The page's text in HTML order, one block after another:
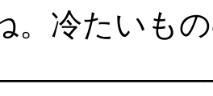
。冷たいも